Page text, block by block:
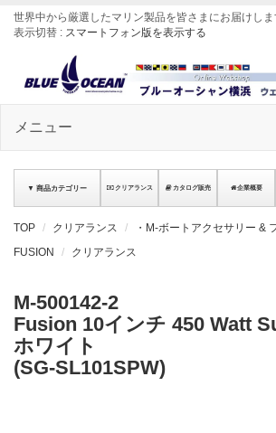
世界中から厳選したマリン製品を皆さまにお届けしま
表示切替 : スマートフォン版を表示する
メニュー
▼ 商品カテゴリー クリアランス カタログ販売 企業概要
TOP クリアランス
・M-ボートアクセサリー &
FUSION
クリアランス
M-500142-2
Fusion 10インチ 450 Watt
ホワイト
(SG-SL101SPW)